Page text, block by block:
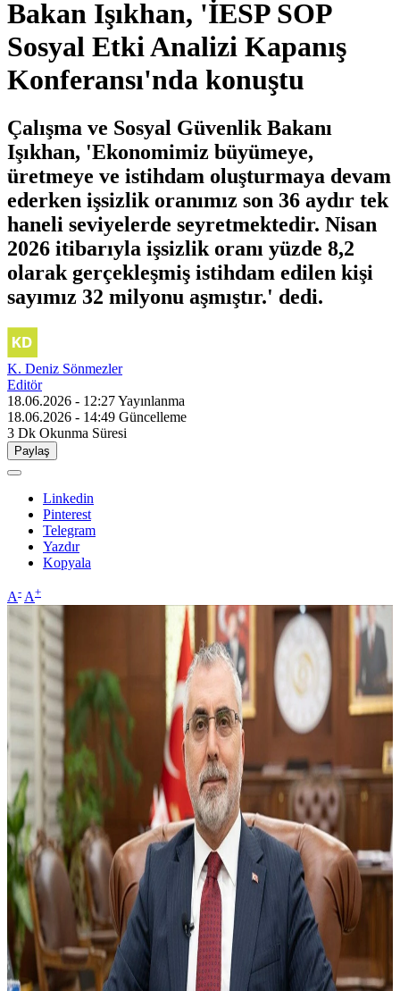
Bakan Işıkhan, 'İESP SOP
Sosyal Etki Analizi Kapanış
Konferansı'nda konuştu
Çalışma ve Sosyal Güvenlik Bakanı
Işıkhan, 'Ekonomimiz büyümeye,
üretmeye ve istihdam oluşturmaya devam
ederken işsizlik oranımız son 36 aydır tek
haneli seviyelerde seyretmektedir. Nisan
2026 itibarıyla işsizlik oranı yüzde 8,2
olarak gerçekleşmiş istihdam edilen kişi
sayımız 32 milyonu aşmıştır.' dedi.
K. Deniz Sönmezler
Editör
18.06.2026 - 12:27Yayınlanma
18.06.2026 - 14:49 Güncelleme
3 Dk Okunma Süresi
Paylaş
Linkedin
Pinterest
Telegram
Yazdır
Kopyala
A- A+